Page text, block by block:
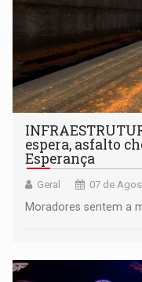
espera, asfalto
Esperança
Geral 07 de
Moradores sentem a